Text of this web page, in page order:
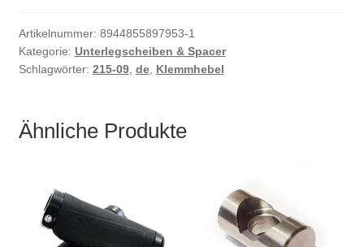
Artikelnummer: 8944855897953-1
Kategorie: Unterlegscheiben & Spacer
Schlagwörter: 215-09, de, Klemmhebel
Ähnliche Produkte